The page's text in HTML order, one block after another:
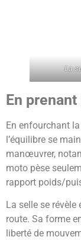
La
En
En enfourchant
l’équilibre se
manœuvrer,
moto pèse
rapport poids/
La selle se
route. Sa forme
liberté de